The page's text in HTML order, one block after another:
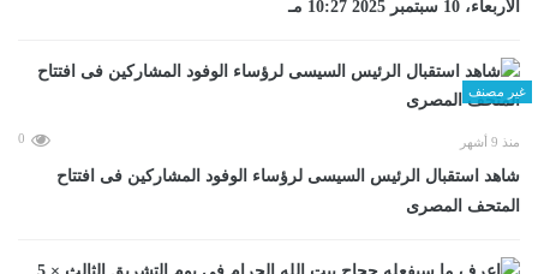
الأربعاء، 10 سبتمبر 2025 10:27 مـ
غير مصنف
منذ 9 أشهر 0
شاهد استقبال الرئيس السيسى لرؤساء الوفود المشاركين فى افتتاح
المتحف المصرى